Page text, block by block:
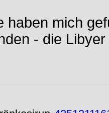
haben mich
- die